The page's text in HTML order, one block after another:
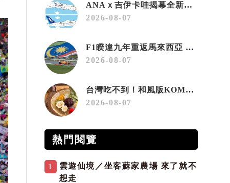
ANAｘ吉伊卡哇揭幕全新彩繪機「Chiikawa JET」
2026-08-07
F1睽違九年重返馬來西亞 三大國際賽事打造10月運動旅遊熱潮 賽車、自行車、路跑同週登場
2026-08-07
台灣吃不到！和風版KOMEDA咖啡讓你吃遍名古屋在地美食
2026-08-07
熱門閱覽
1
雲遊仙境／坐客蘇家農場 來了就不
想走